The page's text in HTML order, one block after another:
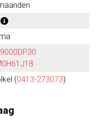
(0413-273073)